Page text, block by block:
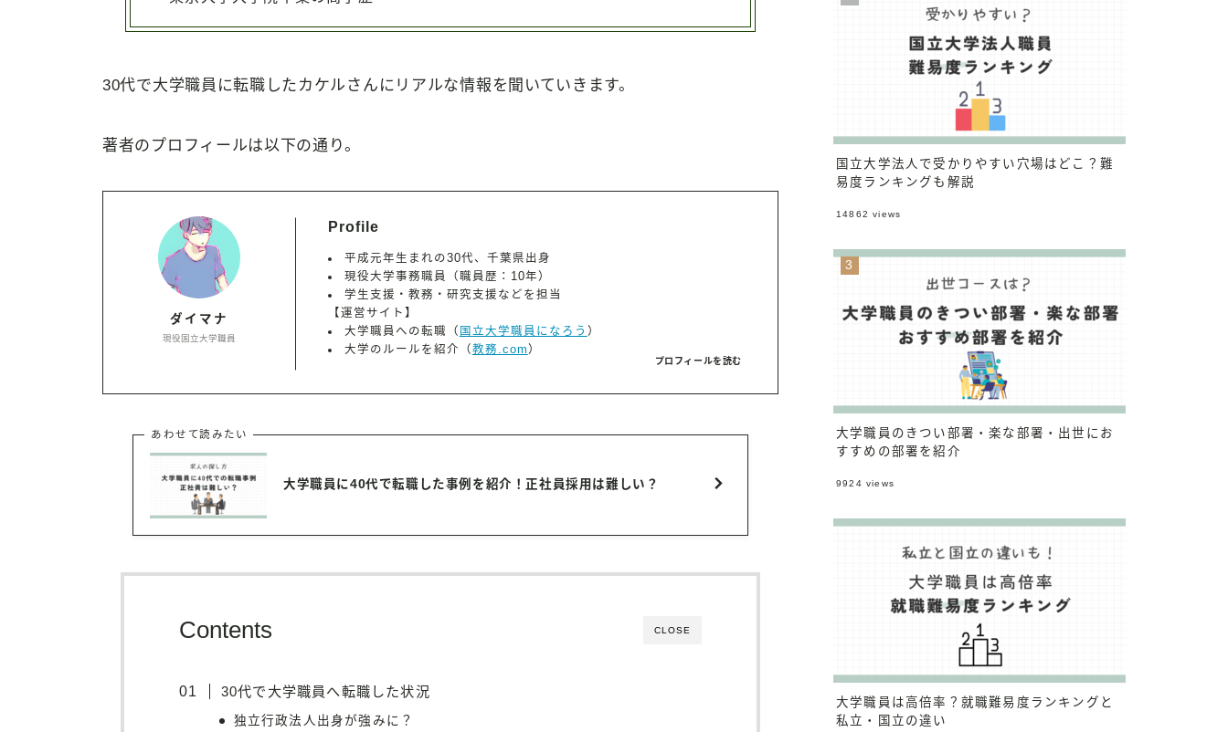
30代で大学職員に転職したカケルさんにリアルな情報を聞いていきます。
著者のプロフィールは以下の通り。
ダイマナ
現役国立大学職員
Profile
平成元年生まれの30代、千葉県出身
現役大学事務職員（職員歴：10年）
学生支援・教務・研究支援などを担当
【運営サイト】
大学職員への転職（ 国立大学職員になろう ）
大学のルールを紹介（教務.com ）
プロフィールを読む
あわせて読みたい
大学職員に40代で転職した事例を紹介！正社員採用は難しい？
CLOSE
Contents
30代で大学職員へ転職した状況
独立行政法人出身が強みに？
国立大学法人で受かりやすい穴場はどこ？難
易度ランキングも解説
14862 views
大学職員のきつい部署・楽な部署・出世にお
すすめの部署を紹介
9924 views
大学職員は高倍率？就職難易度ランキングと
私立・国立の違い